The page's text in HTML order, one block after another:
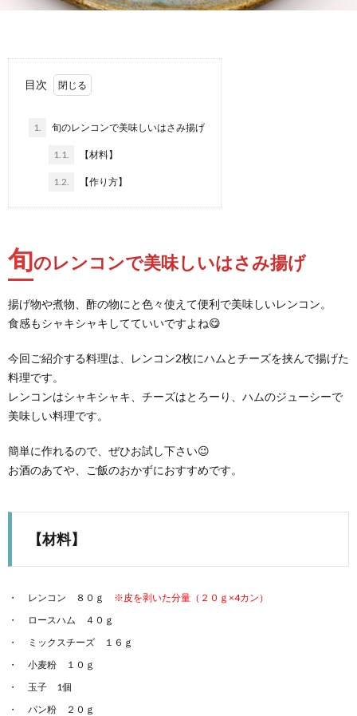
目次
1. 旬のレンコンで美味しいはさみ揚げ
1.1. 【材料】
1.2. 【作り方】
旬のレンコンで美味しいはさみ揚げ
揚げ物や煮物、酢の物にと色々使えて便利で美味しいレンコン。
食感もシャキシャキしてていいですよね😋
今回ご紹介する料理は、レンコン2枚にハムとチーズを挟んで揚げた
料理です。
レンコンはシャキシャキ、チーズはとろーり、ハムのジューシーで
美味しい料理です。
簡単に作れるので、ぜひお試し下さい😉
お酒のあてや、ご飯のおかずにおすすめです。
【材料】
レンコン ８０ｇ ※皮を剥いた分量（２０ｇ×4カン）
ロースハム ４０ｇ
ミックスチーズ １６ｇ
小麦粉 １０ｇ
玉子 1個
パン粉 ２０ｇ